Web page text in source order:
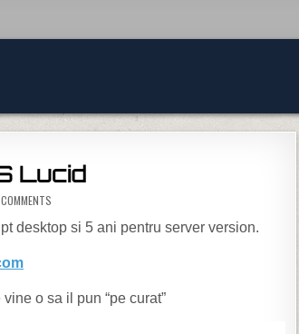
Lucid
ON UBUNTU 10.04 LTS LUCID
desktop si 5 ani pentru server version.
o sa il pun “pe curat”